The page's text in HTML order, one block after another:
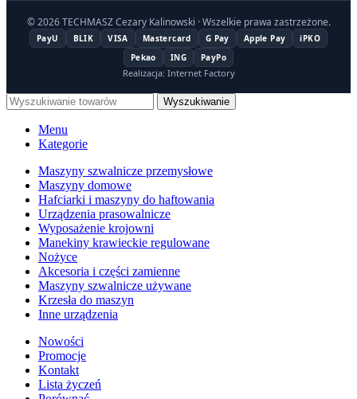
© 2026 TECHMASZ Cezary Kalinowski · Wszelkie prawa zastrzeżone.
PayU BLIK VISA Mastercard G Pay Apple Pay
iPKO
Pekao
ING PayPo
Realizacja: Internet Factory
Wyszukiwanie
Menu
Kategorie
Maszyny szwalnicze przemysłowe
Maszyny domowe
Hafciarki i maszyny do haftowania
Urządzenia prasowalnicze
Wyposażenie krojowni
Manekiny krawieckie regulowane
Nożyce
Akcesoria i części zamienne
Maszyny szwalnicze używane
Krzesła do maszyn
Inne urządzenia
Nowości
Promocje
Kontakt
Lista życzeń